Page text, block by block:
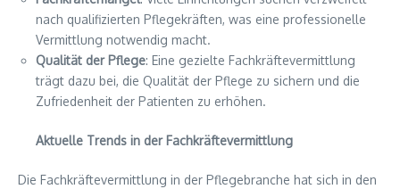
nach qualifizierten Pflegekräften, was eine professionelle
Vermittlung notwendig macht.
Qualität der Pflege: Eine gezielte Fachkräftevermittlung
trägt dazu bei, die Qualität der Pflege zu sichern und die
Zufriedenheit der Patienten zu erhöhen.
Aktuelle Trends in der Fachkräftevermittlung
Die Fachkräftevermittlung in der Pflegebranche hat sich in den